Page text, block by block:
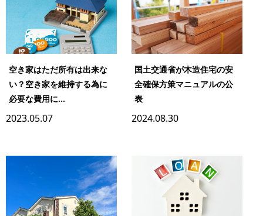
空き家はただ所有は出来な
い？空き家を維持する為に
必要な費用に...
2023.05.07
国土交通省が木造住宅の安
全確保方策マニュアルの公
表
2024.08.30